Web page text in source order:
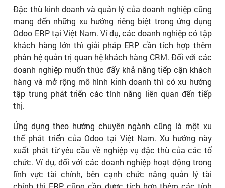
Đặc thù kinh doanh và quản lý của doanh nghiệp cũng
mang đến những xu hướng riêng biệt trong ứng dụng
Odoo ERP tại Việt Nam. Ví dụ, các doanh nghiệp có tập
khách hàng lớn thì giải pháp ERP cần tích hợp thêm
phân hệ quản trị quan hệ khách hàng CRM. Đối với các
doanh nghiệp muốn thúc đẩy khả năng tiếp cận khách
hàng và mở rộng mô hình kinh doanh thì có xu hướng
tập trung phát triển các tính năng liên quan đến tiếp
thị.
Ứng dụng theo hướng chuyên ngành cũng là một xu
thế phát triển của Odoo tại Việt Nam. Xu hướng này
xuất phát từ yêu cầu về nghiệp vụ đặc thù của các tổ
chức. Ví dụ, đối với các doanh nghiệp hoạt động trong
lĩnh vực tài chính, bên cạnh chức năng quản lý tài